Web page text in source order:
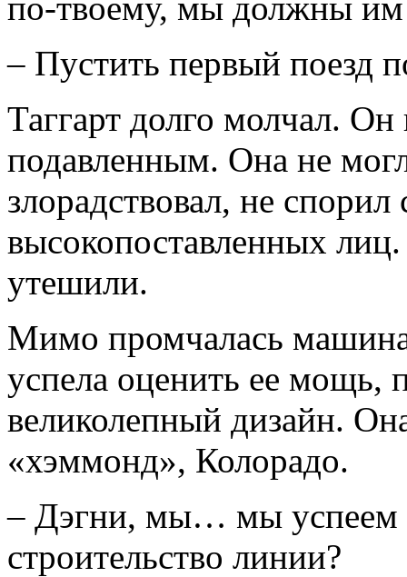
– Пустить первый поезд
Таггарт долго молчал.
подавленным. Она не
злорадствовал, не
высокопоставленных
утешили.
Мимо промчалась
успела оценить ее мощь,
великолепный дизайн.
«хэммонд», Колорадо.
– Дэгни, мы… мы успеем
строительство линии?